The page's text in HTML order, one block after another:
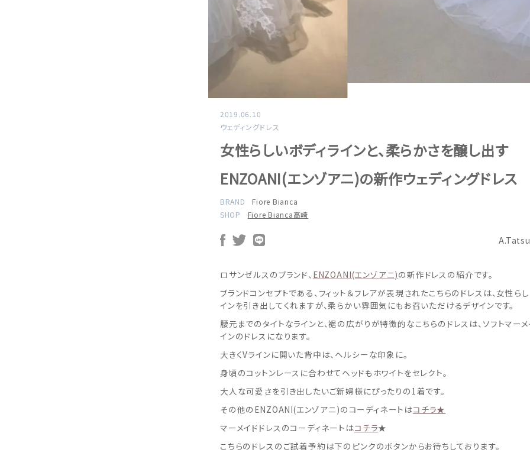
2019.06.10
ウェディングドレス
女性らしいボディラインと、柔らかさを醸し出す
ENZOANI(エンゾアニ)の新作ウェディングドレス
BRAND
Fiore Bianca
SHOP
Fiore Bianca高崎
ロサンゼルスのブランド、 ENZOANI(エンゾアニ)の新作ドレスの紹介です。
ブランドコンセプトである、フィット＆フレアが表現されたこちらのドレスは、女性ら
インを引き出してくれますが、柔らかい雰囲気にもお召いただけるデザインです。
腰元までのタイトなラインと、裾の広がりが特徴的なこちらのドレスは、ソフトマー
インのドレスになります。
大きくVラインに開いた背中は、ヘルシーな印象に。
身頃のコットンレースに合わせてヘッドもホワイトをセレクト。
大人な可愛さを引き出したいご新婦様にぴったりの1着です。
その他のENZOANI(エンゾアニ)のコーディネートはコチラ★
マーメイドドレスのコーディネートはコチラ★
こちらのドレスのご試着予約は下のピンクのボタンからお待ちしております。